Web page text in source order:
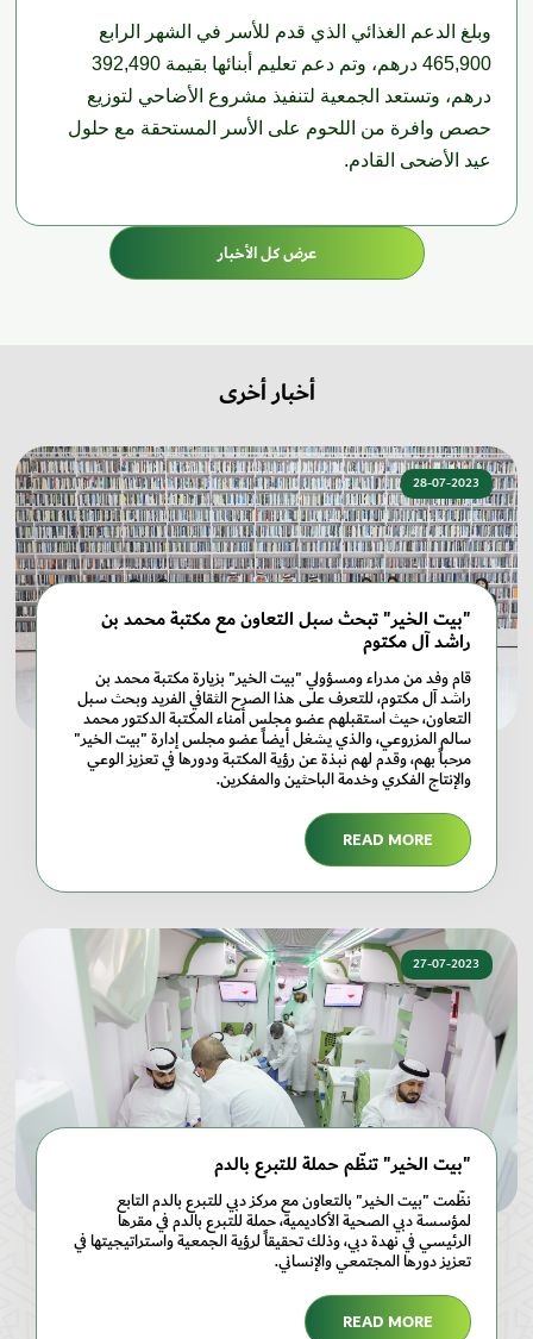
وبلغ الدعم الغذائي الذي قدم للأسر في الشهر الرابع
465,900 درهم، وتم دعم تعليم أبنائها بقيمة 392,490
درهم، وتستعد الجمعية لتنفيذ مشروع الأضاحي لتوزيع
حصص وافرة من اللحوم على الأسر المستحقة مع حلول
عيد الأضحى القادم.
عرض كل الأخبار
أخبار أخرى
28-07-2023
"بيت الخير" تبحث سبل التعاون مع مكتبة محمد بن
راشد آل مكتوم
قام وفد من مدراء ومسؤولي "بيت الخير" بزيارة مكتبة محمد بن
راشد آل مكتوم، للتعرف على هذا الصرح الثقافي الفريد وبحث سبل
التعاون، حيث استقبلهم عضو مجلس أمناء المكتبة الدكتور محمد
سالم المزروعي، والذي يشغل أيضاً عضو مجلس إدارة "بيت الخير"
مرحباً بهم، وقدم لهم نبذة عن رؤية المكتبة ودورها في تعزيز الوعي
والإنتاج الفكري وخدمة الباحثين والمفكرين.
READ MORE
27-07-2023
"بيت الخير" تنظّم حملة للتبرع بالدم
نظّمت "بيت الخير" بالتعاون مع مركز دبي للتبرع بالدم التابع
لمؤسسة دبي الصحية الأكاديمية، حملة للتبرع بالدم في مقرها
الرئيسي في نهدة دبي، وذلك تحقيقاً لرؤية الجمعية واستراتيجيتها في
تعزيز دورها المجتمعي والإنساني.
READ MORE